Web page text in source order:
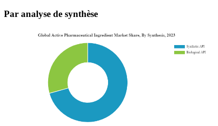
Par analyse de synthèse